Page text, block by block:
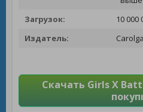
Загрузок:
10 000
Издатель:
Скачать Girls X